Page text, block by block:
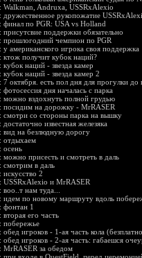
Walkman, Andruxa, USSRxAlexio
дружественное рукопожатие
финал по PGR: USA vs Holland
присутсвие поддержки обязательно
прошлогодний чемпион по PGR
у американского игрока своя поддержка
ктож получит кубок наций?
кубок наций - звезда камер
кубок наций - звезда камер 2
7 октября. есть пол дня для прогулки
фотосессия дня началась с парка
можно вздохнуть полной грудью
посидим на дорожку - MrRASER
смотри со стороны парка на вышку
достаточно известная железяка
вид на безлюдную дорогу
отдыхаем
осень
можно присесть и смотреть в даль
смотрим в даль
искусство 2
USSRxAlexio и MrRASER
воо..т нам туда...
идем по новому маршруту вдоль
фонтан 1
вторая его часть
побережье
обед игроков - 1-ая часть кола
обед игроков - 2-ая часть: габаешся
MrRASER за обедом